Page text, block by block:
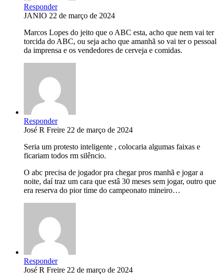
Responder
JANIO 22 de março de 2024
Marcos Lopes do jeito que o ABC esta, acho que nem vai ter
torcida do ABC, ou seja acho que amanhã so vai ter o pessoal
da imprensa e os vendedores de cerveja e comidas.
Responder
José R Freire 22 de março de 2024
Seria um protesto inteligente , colocaria algumas faixas e
ficariam todos rm silêncio.
O abc precisa de jogador pra chegar pros manhã e jogar a
noite, daí traz um cara que estâ 30 meses sem jogar, outro que
era reserva do pior time do campeonato mineiro…
Responder
José R Freire 22 de março de 2024